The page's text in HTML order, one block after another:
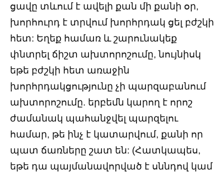
ցավը տևում է ավելի քան մի քանի օր,
խորհուրդ է տրվում խորհրդակ ցել բժշկի
հետ: Եղեք համառ և շարունակեք
փնտրել ճիշտ ախտորոշումը, նույնիսկ
եթե բժշկի հետ առաջին
խորհրդակցությունը չի պարզաբանում
ախտորոշումը. երբեմն կարող է որոշ
ժամանակ պահանջվել պարզելու
համար, թե ինչ է կատարվում, քանի որ
պատ ճառները շատ են: (Հատկապես,
եթե դա պայմանավորված է սննդով կամ